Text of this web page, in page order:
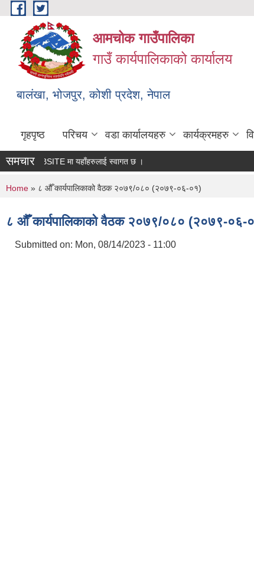
Skip to main content
आमचोक गाउँपालिका
गाउँ कार्यपालिकाको कार्यालय
बालंखा, भोजपुर, कोशी प्रदेश, नेपाल
गृहपृष्ठ परिचय वडा कार्यालयहरु कार्यक्रमहरु
WEBSITE मा यहाँहरुलाई स्वागत छ ।
समचार
You are here
Home » ८ औँ कार्यपालिकाको वैठक २०७९/०८० (२०७९-०६-०१)
८ औँ कार्यपालिकाको वैठक २०७९/०८० (२०७९-०६-
Submitted on: Mon, 08/14/2023 - 11:00